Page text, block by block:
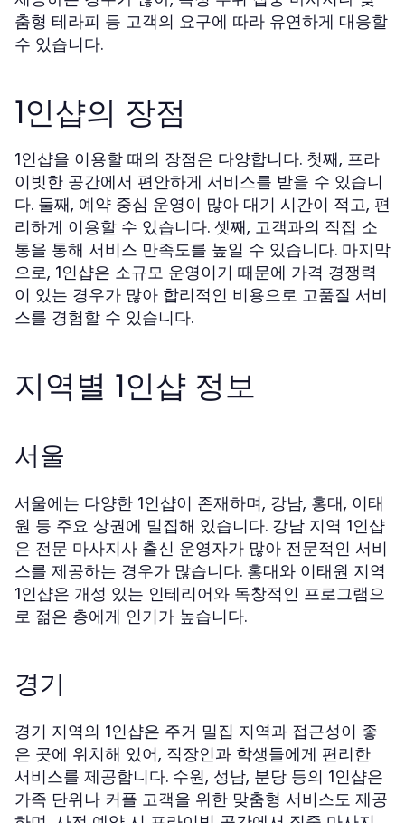
춤형 테라피 등 고객의 요구에 따라 유연하게 대응할
수 있습니다.
1인샵의 장점
1인샵을 이용할 때의 장점은 다양합니다. 첫째, 프라
이빗한 공간에서 편안하게 서비스를 받을 수 있습니
다. 둘째, 예약 중심 운영이 많아 대기 시간이 적고, 편
리하게 이용할 수 있습니다. 셋째, 고객과의 직접 소
통을 통해 서비스 만족도를 높일 수 있습니다. 마지막
으로, 1인샵은 소규모 운영이기 때문에 가격 경쟁력
이 있는 경우가 많아 합리적인 비용으로 고품질 서비
스를 경험할 수 있습니다.
지역별 1인샵 정보
서울
서울에는 다양한 1인샵이 존재하며, 강남, 홍대, 이태
원 등 주요 상권에 밀집해 있습니다. 강남 지역 1인샵
은 전문 마사지사 출신 운영자가 많아 전문적인 서비
스를 제공하는 경우가 많습니다. 홍대와 이태원 지역
1인샵은 개성 있는 인테리어와 독창적인 프로그램으
로 젊은 층에게 인기가 높습니다.
경기
경기 지역의 1인샵은 주거 밀집 지역과 접근성이 좋
은 곳에 위치해 있어, 직장인과 학생들에게 편리한
서비스를 제공합니다. 수원, 성남, 분당 등의 1인샵은
가족 단위나 커플 고객을 위한 맞춤형 서비스도 제공